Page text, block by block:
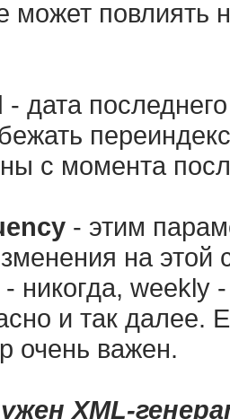
может повлиять
- дата
с момента
- этим
на этой
никогда, weekly
и так далее.
очень важен.
XML-